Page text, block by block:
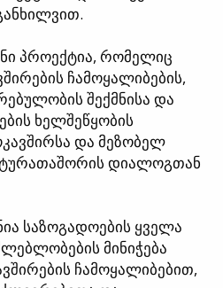
პროექტია, რომელიც
ჩამოყალიბების,
შექმნისა და
ხელშეწყობის
და მეზობელ
დიალოგთან
საზოგადოების ყველა
მინიჭება
ჩამოყალიბებით,